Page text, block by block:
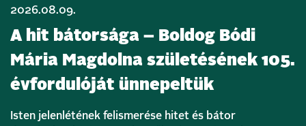
2026.08.09.
A hit bátorsága – Boldog Bódi
Mária Magdolna születésének 105.
évfordulóját ünnepeltük
Isten jelenlétének felismerése hitet és bátor